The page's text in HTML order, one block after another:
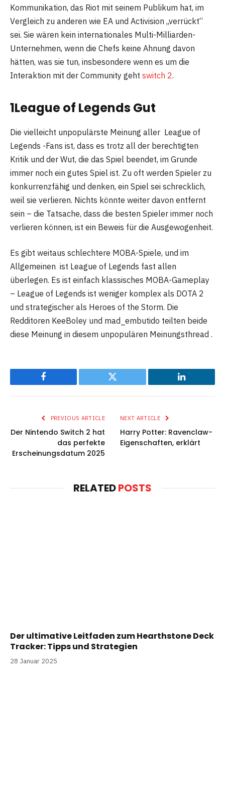
Kommunikation, das Riot mit seinem Publikum hat, im
Vergleich zu anderen wie EA und Activision „verrückt“
sei. Sie wären kein internationales Multi-Milliarden-
Unternehmen, wenn die Chefs keine Ahnung davon
hätten, was sie tun, insbesondere wenn es um die
Interaktion mit der Community geht switch 2.
1League of Legends Gut
Die vielleicht unpopulärste Meinung aller League of
Legends -Fans ist, dass es trotz all der berechtigten
Kritik und der Wut, die das Spiel beendet, im Grunde
immer noch ein gutes Spiel ist. Zu oft werden Spieler zu
konkurrenzfähig und denken, ein Spiel sei schrecklich,
weil sie verlieren. Nichts könnte weiter davon entfernt
sein – die Tatsache, dass die besten Spieler immer noch
verlieren können, ist ein Beweis für die Ausgewogenheit.
Es gibt weitaus schlechtere MOBA-Spiele, und im
Allgemeinen ist League of Legends fast allen
überlegen. Es ist einfach klassisches MOBA-Gameplay
– League of Legends ist weniger komplex als DOTA 2
und strategischer als Heroes of the Storm. Die
Redditoren KeeBoley und mad_embutido teilten beide
diese Meinung in diesem unpopulären Meinungsthread .
Facebook Twitter LinkedIn
PREVIOUS ARTICLE
Der Nintendo Switch 2 hat
das perfekte
Erscheinungsdatum 2025
NEXT ARTICLE
Harry Potter: Ravenclaw-
Eigenschaften, erklärt
RELATEDPOSTS
Der ultimative Leitfaden zum Hearthstone Deck
Tracker: Tipps und Strategien
28 Januar 2025